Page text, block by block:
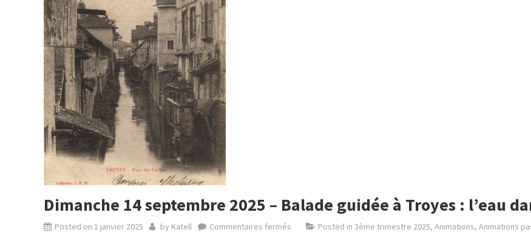
Dimanche 14 septembre 2025 – Balade guidée à Troyes : l’eau
Posted on 1 janvier 2025 by Katell Commentaires fermés Posted in 3ème trimestre 2025, Animations, Animations